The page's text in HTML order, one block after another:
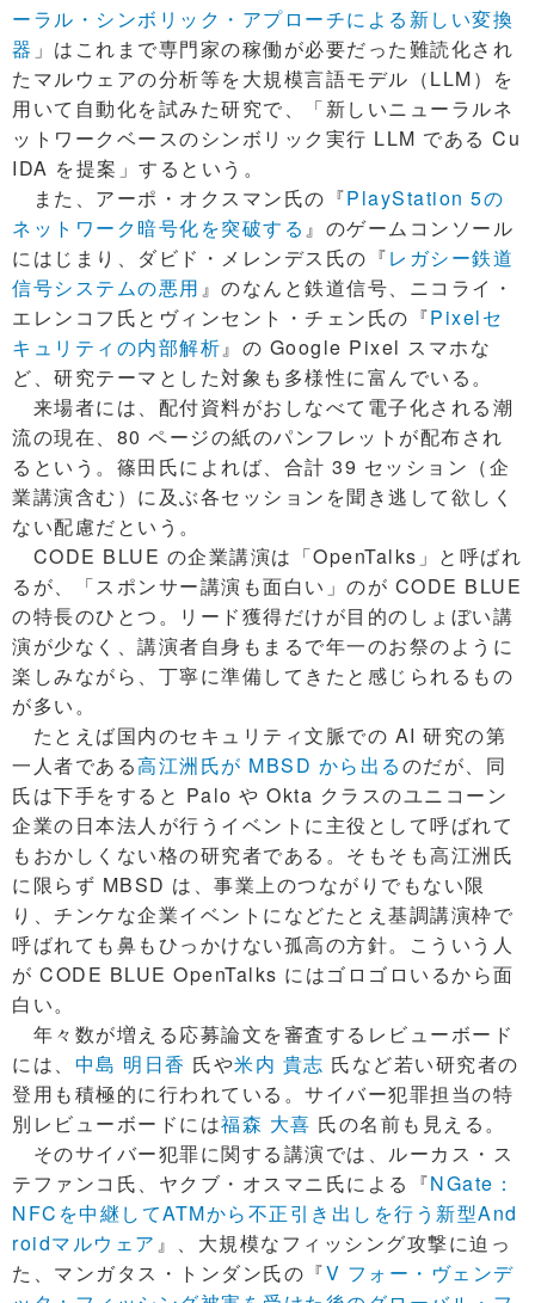
ーラル・シンボリック・アプローチによる新しい変換
器 」はこれまで専門家の稼働が必要だった難読化され
たマルウェアの分析等を大規模言語モデル（LLM）を
用いて自動化を試みた研究で、「新しいニューラルネ
ットワークベースのシンボリック実行 LLM である Cu
IDA を提案」するという。
また、アーポ・オクスマン氏の『PlayStation 5の
ネットワーク暗号化を突破する 』のゲームコンソール
にはじまり、ダビド・メレンデス氏の『レガシー鉄道
信号システムの悪用 』のなんと鉄道信号、ニコライ・
エレンコフ氏とヴィンセント・チェン氏の『Pixelセ
キュリティの内部解析』の Google Pixel スマホな
ど、研究テーマとした対象も多様性に富んでいる。
来場者には、配付資料がおしなべて電子化される潮
流の現在、80 ページの紙のパンフレットが配布され
るという。篠田氏によれば、合計 39 セッション（企
業講演含む）に及ぶ各セッションを聞き逃して欲しく
ない配慮だという。
CODE BLUE の企業講演は「OpenTalks」と呼ばれ
るが、「スポンサー講演も面白い」のが CODE BLUE
の特長のひとつ。リード獲得だけが目的のしょぼい講
演が少なく、講演者自身もまるで年一のお祭のように
楽しみながら、丁寧に準備してきたと感じられるもの
が多い。
たとえば国内のセキュリティ文脈での AI 研究の第
一人者である高江洲氏が MBSD から出るのだが、同
氏は下手をすると Palo や Okta クラスのユニコーン
企業の日本法人が行うイベントに主役として呼ばれて
もおかしくない格の研究者である。そもそも高江洲氏
に限らず MBSD は、事業上のつながりでもない限
り、チンケな企業イベントになどたとえ基調講演枠で
呼ばれても鼻もひっかけない孤高の方針。こういう人
が CODE BLUE OpenTalks にはゴロゴロいるから面
白い。
年々数が増える応募論文を審査するレビューボード
には、 中島 明日香 氏や米内 貴志 氏など若い研究者の
登用も積極的に行われている。サイバー犯罪担当の特
別レビューボードには福森 大喜 氏の名前も見える。
そのサイバー犯罪に関する講演では、ルーカス・ス
テファンコ氏、ヤクブ・オスマニ氏による『NGate：
NFCを中継してATMから不正引き出しを行う新型And
roidマルウェア 』、大規模なフィッシング攻撃に迫っ
た、マンガタス・トンダン氏の『V フォー・ヴェンデ